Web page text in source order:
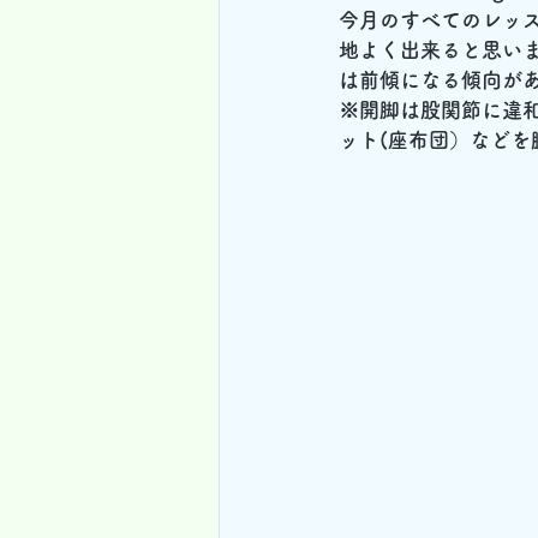
今月のすべてのレッ
地よく出来ると思い
は前傾になる傾向が
※開脚は股関節に違
ット(座布団）など